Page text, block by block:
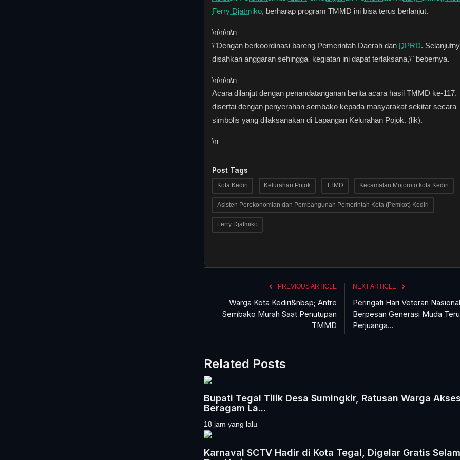
Ferry Djatmiko, berharap program TMMD ini bisa terus berlanjut.
\n\n\n\n
\"Dengan berkoordinasi bareng Pemerintah Daerah dan DPRD.
disahkan anggaran sehingga kegiatan ini dapat terlaksana,\" bebernya.
\n\n\n\n
Acara dilanjut dengan penandatanganan berita acara hasil TMMD ke-117,
disertai dengan penyerahan sembako kepada masyarakat sekitar secara
simbolis yang dilaksanakan di Lapangan Kelurahan Pojok. (lik).
\n
Post Tags
Kota Kediri Kelurahan Pojok TTMD Kecamatan Mojoroto kota Kediri
Asisten Perekonomian dan Pembangunan Pemerintah Kota (Pemkot) Kediri
Ferry Djatmiko
PREVIOUS ARTICLE
Warga Kota Kediri&nbsp; Antre
Sembako Murah Saat Penutupan
TMMD
NEXT ARTICLE
Peringati Hari Veteran
Berpesan Generasi Muda
Perjuanga...
Related Posts
Bupati Tegal Tilik Desa Sumingkir, Ratusan Warga
Beragam La...
18 jam yang lalu
Karnaval SCTV Hadir di Kota Tegal, Digelar Gratis